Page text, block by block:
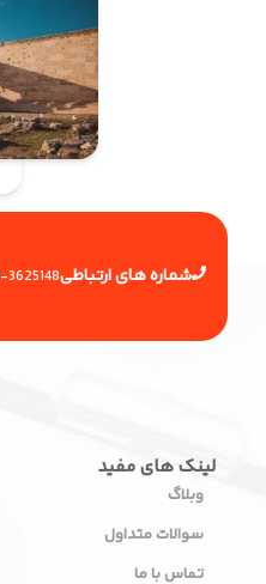
شماره های ارتباطی-3625148 -
لینک های مفید
وبلاگ
سوالات متداول
تماس با ما